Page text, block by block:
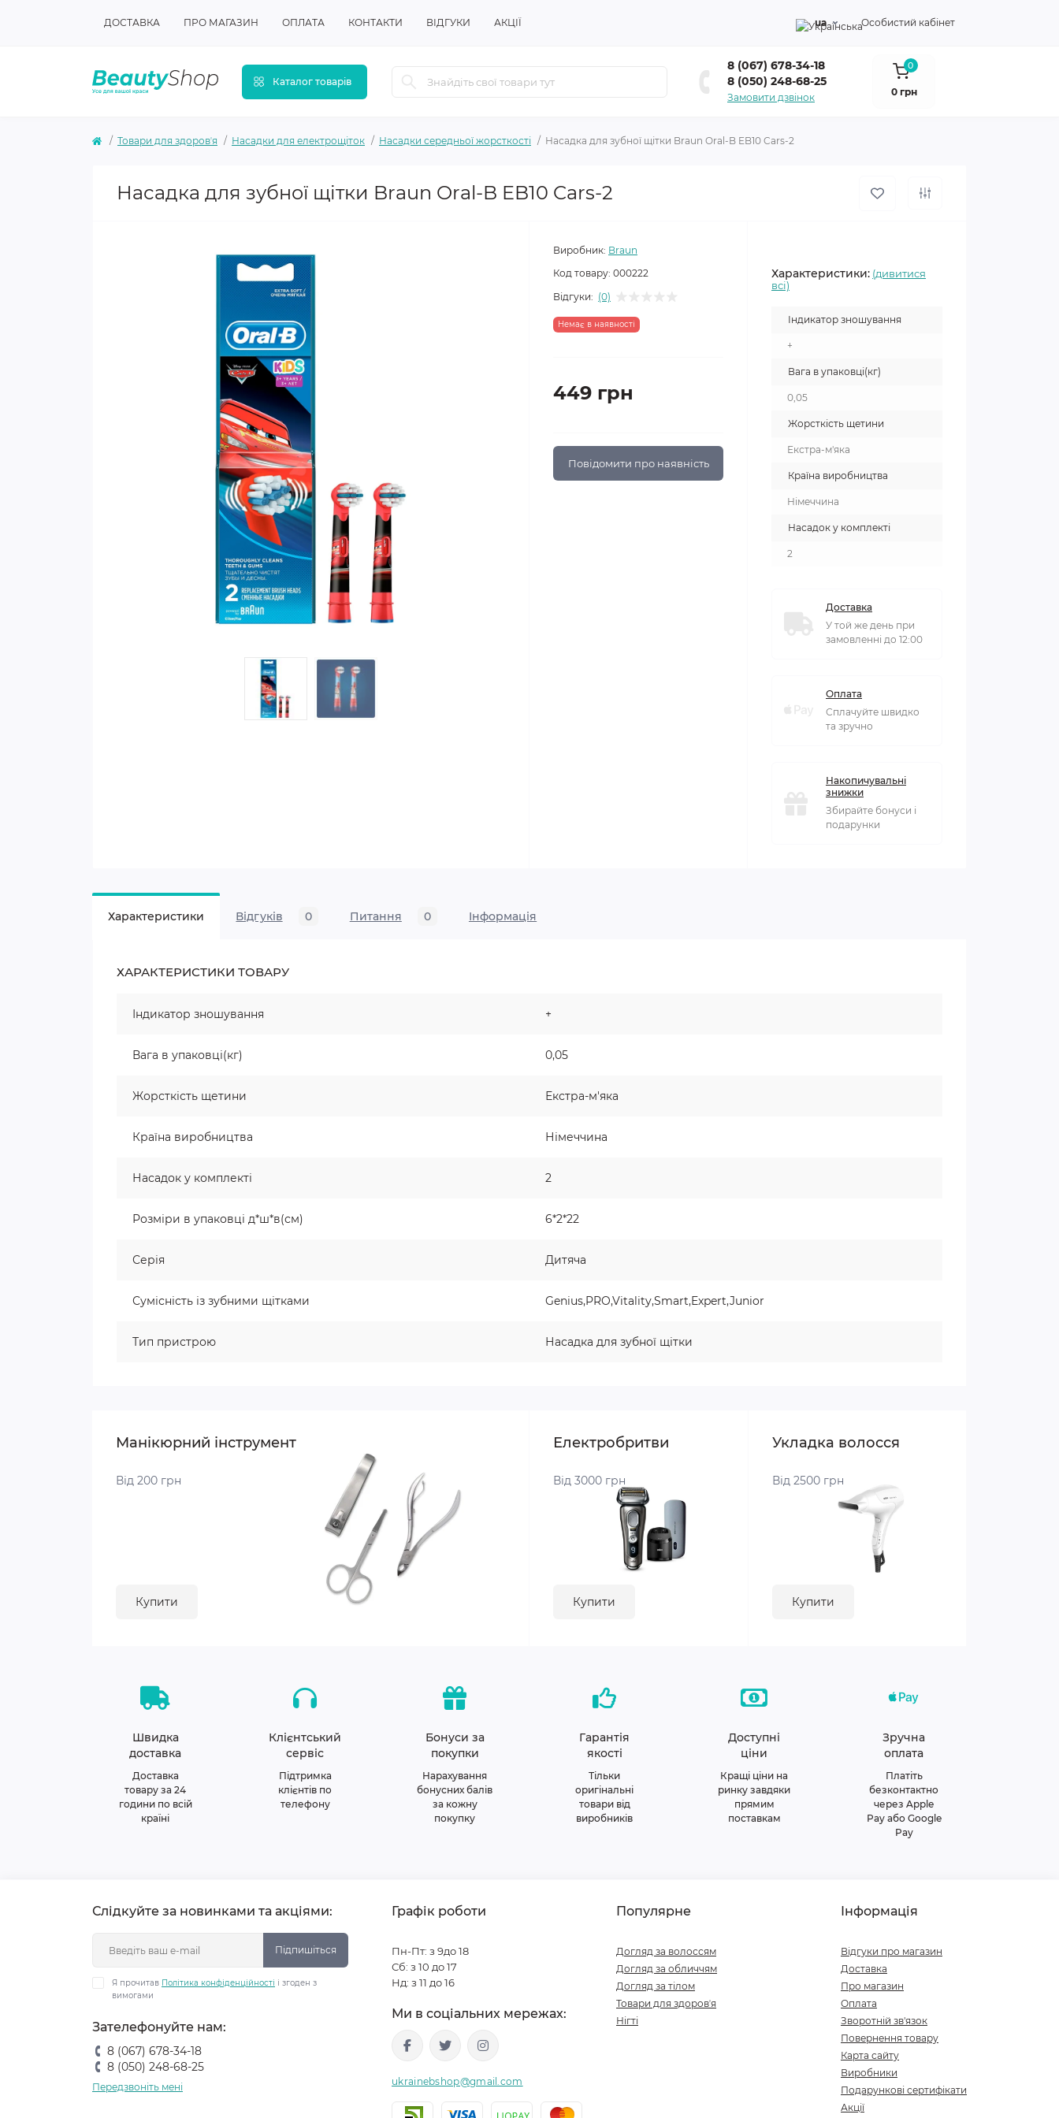
ДОСТАВКА ПРО МАГАЗИН ОПЛАТА КОНТАКТИ ВІДГУКИ АКЦІЇ ua Особистий кабінет
Каталог товарів
8 (067) 678-34-18
8 (050) 248-68-25
Замовити дзвінок
0
0 грн
Товари для здоровʼя Насадки для електрощіток Насадки середньої жорсткості Насадка для зубної щітки Braun Oral-B EB10 Cars-2
Насадка для зубної щітки Braun Oral-B EB10 Cars-2
Виробник: Braun
Код товару: 000222
Відгуки: (0)
Немає в наявності
449 грн
Повідомити про наявність
Характеристики: (дивитися
всі)
Індикатор зношування
+
Вага в упаковці(кг)
0,05
Жорсткість щетини
Екстра-м'яка
Країна виробництва
Німеччина
Насадок у комплекті
2
Доставка
У той же день при
замовленні до 12:00
Оплата
Сплачуйте швидко
та зручно
Накопичувальні
знижки
Збирайте бонуси і
подарунки
Характеристики Відгуків 0 Питання 0 Iнформація
ХАРАКТЕРИСТИКИ ТОВАРУ
Індикатор зношування +
Вага в упаковці(кг) 0,05
Жорсткість щетини Екстра-м'яка
Країна виробництва Німеччина
Насадок у комплекті 2
Розміри в упаковці д*ш*в(см) 6*2*22
Серія Дитяча
Сумісність із зубними щітками Genius,PRO,Vitality,Smart,Expert,Junior
Тип пристрою Насадка для зубної щітки
Манікюрний інструмент
Від 200 грн
Купити
Електробритви
Від 3000 грн
Купити
Укладка волосся
Від 2500 грн
Купити
Швидка
доставка
Доставка
товару за 24
години по всій
країні
Клієнтський
сервіс
Підтримка
клієнтів по
телефону
Бонуси за
покупки
Нарахування
бонусних балів
за кожну
покупку
Гарантія
якості
Тільки
оригінальні
товари від
виробників
Доступні
ціни
Кращі ціни на
ринку завдяки
прямим
поставкам
Зручна
оплата
Платіть
безконтактно
через Apple
Pay або Google
Pay
Слідкуйте за новинками та акціями:
Підпишіться
Я прочитав Політика конфіденційності і згоден з
вимогами
Зателефонуйте нам:
8 (067) 678-34-18
8 (050) 248-68-25
Передзвоніть мені
Графік роботи
Пн-Пт: з 9до 18
Сб: з 10 до 17
Нд: з 11 до 16
Ми в соціальних мережах:
ukrainebshop@gmail.com
Популярне
Догляд за волоссям
Догляд за обличчям
Догляд за тілом
Товари для здоровʼя
Нігті
Інформація
Відгуки про магазин
Доставка
Про магазин
Оплата
Зворотній зв'язок
Повернення товару
Карта сайту
Виробники
Подарункові сертифікати
Акції